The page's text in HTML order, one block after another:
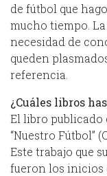
de fútbol que
mucho tiempo.
necesidad de
queden
referencia.
¿Cuáles libros
El libro publicado
“Nuestro Fútbol”
Este trabajo que
fueron los inicios